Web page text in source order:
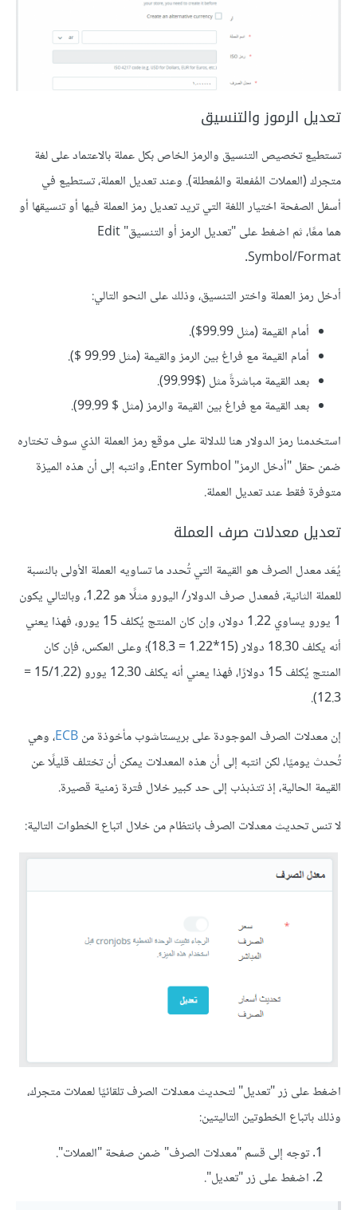
تعديل الرموز والتنسيق
تستطيع تخصيص التنسيق والرمز الخاص بكل عملة بالاعتماد على لغة
متجرك (العملات المُفعلة والمُعطلة). وعند تعديل العملة، تستطيع في
أسفل الصفحة اختيار اللغة التي تريد تعديل رمز العملة فيها أو تنسيقها أو
هما معًا، ثم اضغط على "تعديل الرمز أو التنسيق" Edit
Symbol/Format.
أدخل رمز العملة واختر التنسيق، وذلك على النحو التالي:
أمام القيمة (مثل 99.99$).
أمام القيمة مع فراغ بين الرمز والقيمة (مثل 99.99 $).
بعد القيمة مباشرةً مثل ($99.99).
بعد القيمة مع فراغ بين القيمة والرمز (مثل $ 99.99).
استخدمنا رمز الدولار هنا للدلالة على موقع رمز العملة الذي سوف تختاره
ضمن حقل "أدخل الرمز" Enter Symbol، وانتبه إلى أن هذه الميزة
متوفرة فقط عند تعديل العملة.
تعديل معدلات صرف العملة
يُعَد معدل الصرف هو القيمة التي تُحدد ما تساويه العملة الأولى بالنسبة
للعملة الثانية، فمعدل صرف الدولار/ اليورو مثلًا هو 1.22، وبالتالي يكون
1 يورو يساوي 1.22 دولار، وإن كان المنتج يُكلف 15 يورو، فهذا يعني
أنه يكلف 18.30 دولار (15*1.22 = 18.3)؛ وعلى العكس، فإن كان
المنتج يُكلف 15 دولارًا، فهذا يعني أنه يكلف 12.30 يورو (15/1.22 =
12.3).
إن معدلات الصرف الموجودة على بريستاشوب مأخوذة منECB، وهي
تُحدث يوميًا، لكن انتبه إلى أن هذه المعدلات يمكن أن تختلف قليلًا عن
القيمة الحالية، إذ تتذبذب إلى حد كبير خلال فترة زمنية قصيرة.
لا تنس تحديث معدلات الصرف بانتظام من خلال اتباع الخطوات التالية:
اضغط على زر "تعديل" لتحديث معدلات الصرف تلقائيًا لعملات متجرك،
وذلك باتباع الخطوتين التاليتين:
توجه إلى قسم "معدلات الصرف" ضمن صفحة "العملات".
اضغط على زر "تعديل".